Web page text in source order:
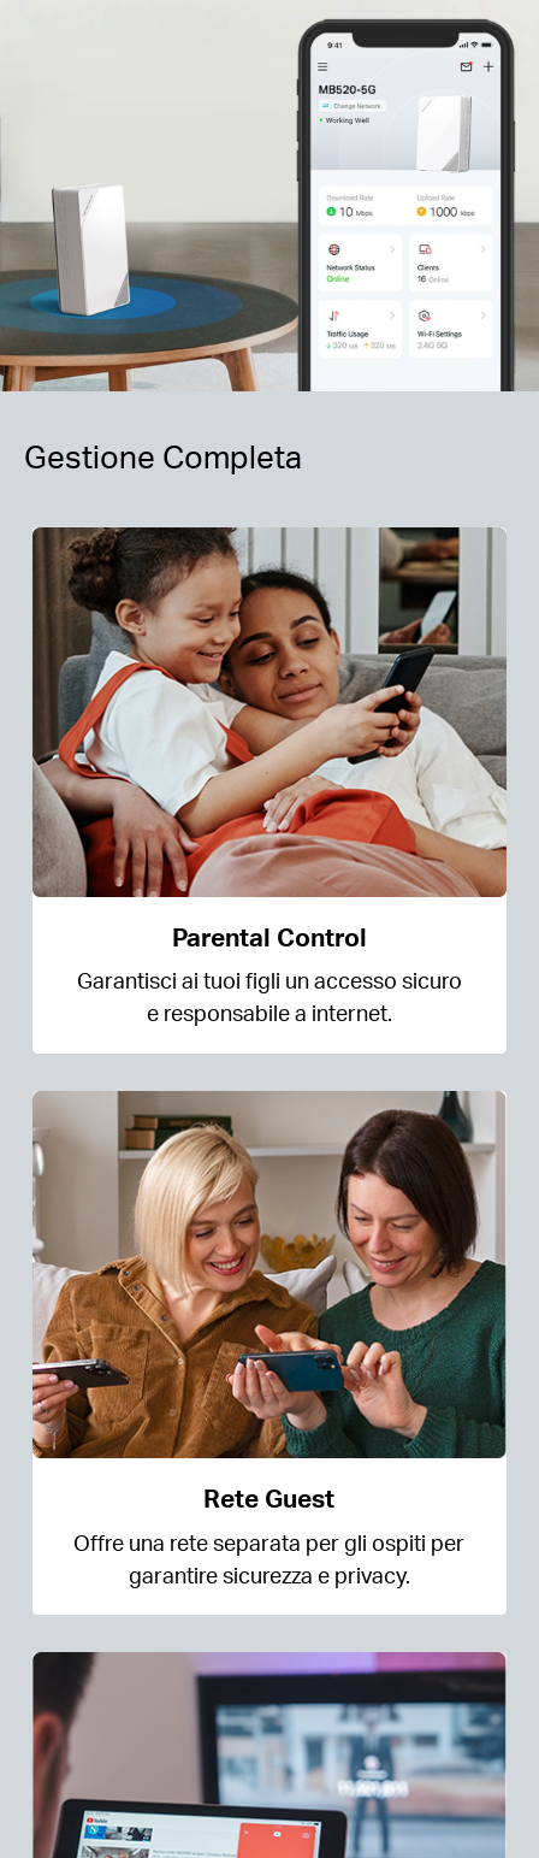
Gestione Completa
Parental Control
Garantisci ai tuoi figli un accesso sicuro
e responsabile a internet.
Rete Guest
Offre una rete separata per gli ospiti per
garantire sicurezza e privacy.